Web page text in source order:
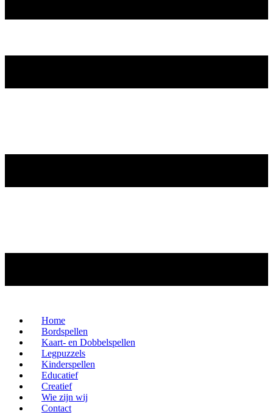
Home
Bordspellen
Kaart- en Dobbelspellen
Legpuzzels
Kinderspellen
Educatief
Creatief
Wie zijn wij
Contact